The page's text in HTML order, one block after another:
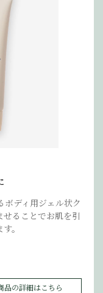
ボディ用ジェル状ク
せることでお肌を引
。
品の詳細はこちら